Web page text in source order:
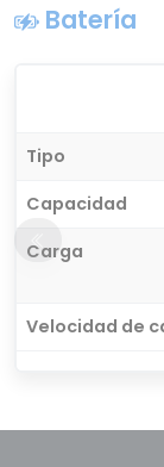
Batería
Tipo
Capacidad
Carga
Velocidad de